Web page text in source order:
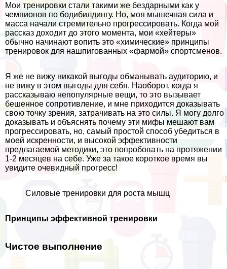
Мои тренировки стали такими же бездарными как у
чемпионов по бодибилдингу. Но, моя мышечная сила и
масса начали стремительно прогрессировать. Когда мой
рассказ доходит до этого момента, мои «хейтеры»
обычно начинают вопить это «химические» принципы
тренировок для нашпигованных «фармой» спортсменов.
Я же не вижу никакой выгоды обманывать аудиторию, и
не вижу в этом выгоды для себя. Наоборот, когда я
рассказываю непопулярные вещи, то это вызывает
бешенное сопротивление, и мне приходится доказывать
свою точку зрения, затрачивать на это силы. Я могу долго
доказывать и объяснять почему эти мифы мешают вам
прогрессировать, но, самый простой способ убедиться в
моей искренности, и высокой эффективности
предлагаемой методики, это попробовать на протяжении
1-2 месяцев на себе. Уже за такое короткое время вы
увидите очевидный прогресс!
Силовые тренировки для роста мышц
Принципы эффективной тренировки
Чистое выполнение